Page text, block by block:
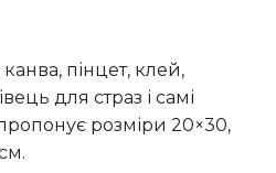
пінцет, клей,
для страз і самі
розміри 20×30,